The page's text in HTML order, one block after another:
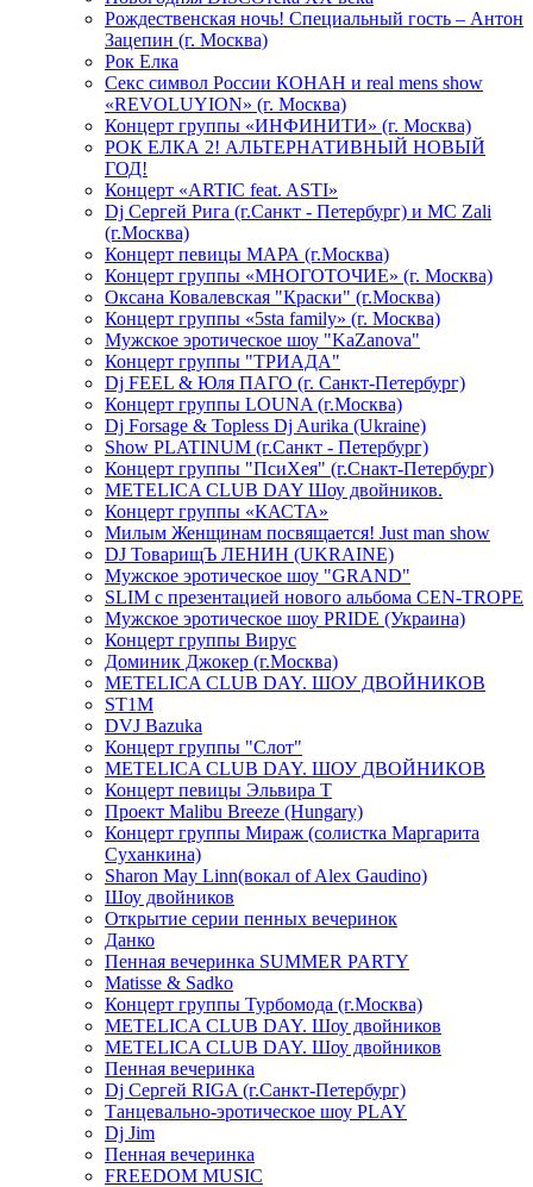
Рождественская ночь! Специальный гость – Антон
Зацепин (г. Москва)
Рок Елка
Секс символ России КОНАН и real mens show
«REVOLUYION» (г. Москва)
Концерт группы «ИНФИНИТИ» (г. Москва)
РОК ЕЛКА 2! АЛЬТЕРНАТИВНЫЙ НОВЫЙ
ГОД!
Концерт «ARTIC feat. ASTI»
Dj Сергей Рига (г.Санкт - Петербург) и MC Zali
(г.Москва)
Концерт певицы МАРА (г.Москва)
Концерт группы «МНОГОТОЧИЕ» (г. Москва)
Оксана Ковалевская "Краски" (г.Москва)
Концерт группы «5sta family» (г. Москва)
Мужское эротическое шоу "KaZanova"
Концерт группы "ТРИАДА"
Dj FEEL & Юля ПАГО (г. Санкт-Петербург)
Концерт группы LOUNA (г.Москва)
Dj Forsage & Topless Dj Aurika (Ukraine)
Show PLATINUM (г.Санкт - Петербург)
Концерт группы "ПсиХея" (г.Снакт-Петербург)
METELICA CLUB DAY Шоу двойников.
Концерт группы «КАСТА»
Милым Женщинам посвящается! Just man show
DJ ТоварищЪ ЛЕНИН (UKRAINE)
Мужское эротическое шоу "GRAND"
SLIM с презентацией нового альбома CEN-TROPE
Мужское эротическое шоу PRIDE (Украина)
Концерт группы Вирус
Доминик Джокер (г.Москва)
METELICA CLUB DAY. ШОУ ДВОЙНИКОВ
ST1M
DVJ Bazuka
Концерт группы "Слот"
METELICA CLUB DAY. ШОУ ДВОЙНИКОВ
Концерт певицы Эльвира Т
Проект Malibu Breeze (Hungary)
Концерт группы Мираж (солистка Маргарита
Суханкина)
Sharon May Linn(вокал of Alex Gaudino)
Шоу двойников
Открытие серии пенных вечеринок
Данко
Пенная вечеринка SUMMER PARTY
Matisse & Sadko
Концерт группы Турбомода (г.Москва)
METELICA CLUB DAY. Шоу двойников
METELICA CLUB DAY. Шоу двойников
Пенная вечеринка
Dj Сергей RIGA (г.Санкт-Петербург)
Танцевально-эротическое шоу PLAY
Dj Jim
Пенная вечеринка
FREEDOM MUSIC